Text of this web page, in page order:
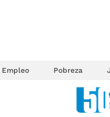
Empleo Pobreza